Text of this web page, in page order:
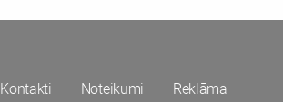
Kontakti Noteikumi Reklāma